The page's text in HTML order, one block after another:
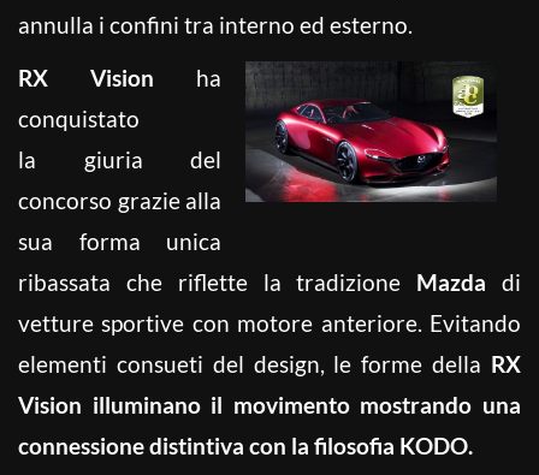
annulla i confini tra interno ed esterno.
RX Vision ha
conquistato
la giuria del
concorso grazie alla
sua forma unica
ribassata che riflette la tradizione Mazda di
vetture sportive con motore anteriore. Evitando
elementi consueti del design, le forme della RX
Vision illuminano il movimento mostrando una
connessione distintiva con la filosofia KODO.